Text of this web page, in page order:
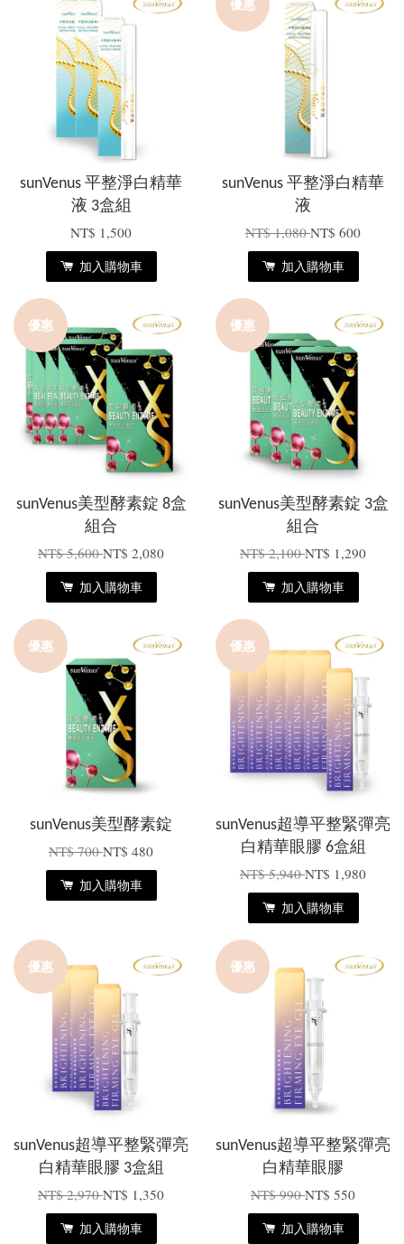
sunVenus 平整淨白精華
液 3盒組
NT$ 1,500
加入購物車
優惠
sunVenus 平整淨白精華
液
NT$ 1,080NT$ 600
加入購物車
優惠
sunVenus美型酵素錠 8盒
組合
NT$ 5,600NT$ 2,080
加入購物車
優惠
sunVenus美型酵素錠 3盒
組合
NT$ 2,100NT$ 1,290
加入購物車
優惠
sunVenus美型酵素錠
NT$ 700NT$ 480
加入購物車
優惠
sunVenus超導平整緊彈亮
白精華眼膠 6盒組
NT$ 5,940NT$ 1,980
加入購物車
優惠
sunVenus超導平整緊彈亮
白精華眼膠 3盒組
NT$ 2,970NT$ 1,350
加入購物車
優惠
sunVenus超導平整緊彈亮
白精華眼膠
NT$ 990NT$ 550
加入購物車